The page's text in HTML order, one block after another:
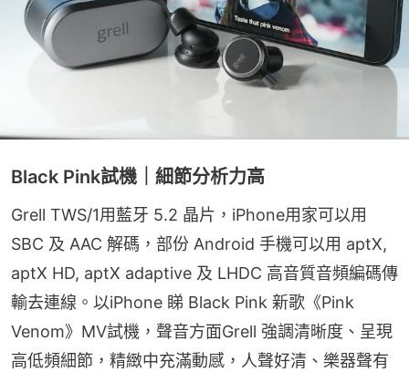
Black Pink試機｜細節分析力高
Grell TWS/1用藍牙 5.2 晶片，iPhone用家可以用
SBC 及 AAC 解碼，部份 Android 手機可以用 aptX,
aptX HD, aptX adaptive 及 LHDC 高音質音頻編碼傳
輸去連線。以iPhone 睇 Black Pink 新歌《Pink
Venom》MV試機，聲音方面Grell 強調清晰度、呈現
高低頻細節，精緻中充滿動感，人聲好清、樂器聲有